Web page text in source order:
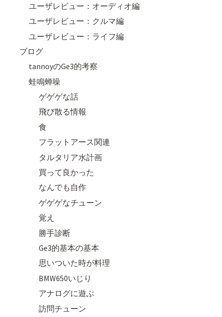
ユーザレビュー：オーディオ編
ユーザレビュー：クルマ編
ユーザレビュー：ライフ編
ブログ
tannoyのGe3的考察
蛙鳴蝉噪
ゲゲゲな話
飛び散る情報
食
フラットアース関連
タルタリア水計画
買って良かった
なんでも自作
ゲゲゲなチューン
覚え
勝手診断
Ge3的基本の基本
思いついた時が料理
BMW650いじり
アナログに遊ぶ
訪問チューン